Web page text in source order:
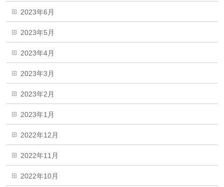
2023年6月
2023年5月
2023年4月
2023年3月
2023年2月
2023年1月
2022年12月
2022年11月
2022年10月